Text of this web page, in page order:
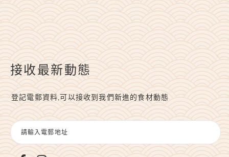
接收最新動態
登記電郵資料,可以接收到我們新進的食材動態